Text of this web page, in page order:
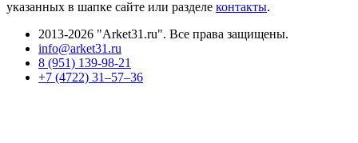
указанных в шапке сайте или разделе контакты.
2013-2026 "Arket31.ru". Все права защищены.
info@arket31.ru
8 (951) 139-98-21
+7 (4722) 31‒57‒36